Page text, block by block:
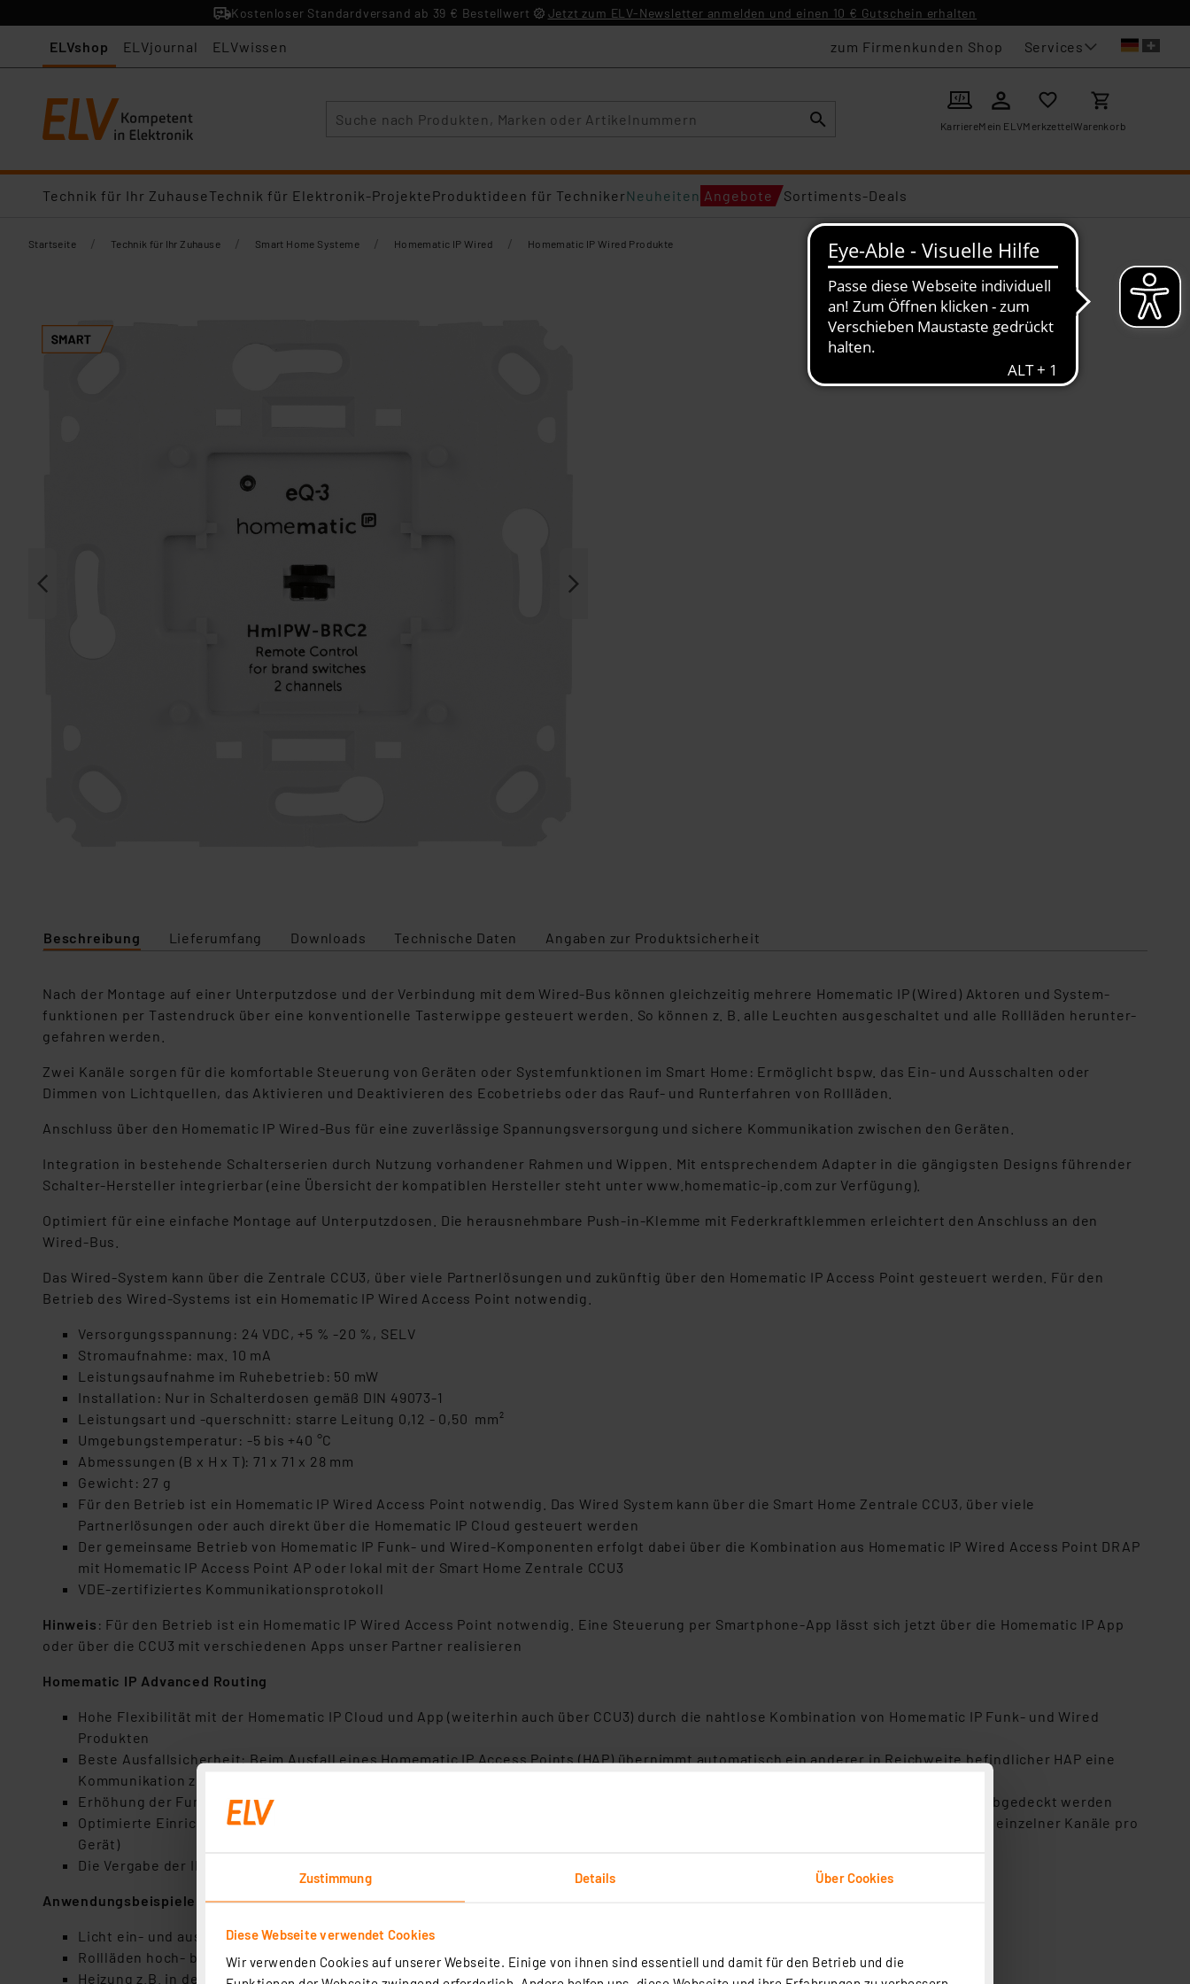
Zustimmung Details Über Cookies
Diese Webseite verwendet Cookies
Wir verwenden Cookies auf unserer Webseite. Einige von ihnen sind essentiell und damit für den Betrieb und die
Kostenloser Standardversand ab 39 € Bestellwert Jetzt zum ELV-Newsletter anmelden und einen 10 € Gutschein erhalten
ELVshop ELVjournal ELVwissen zum Firmenkunden Shop Services
KarriereMein ELVMerkzettelWarenkorb
Technik für Ihr ZuhauseTechnik für Elektronik-ProjekteProduktideen für TechnikerNeuheiten Angebote Sortiments-Deals
Startseite / Technik für Ihr Zuhause / Smart Home Systeme / Homematic IP Wired / Homematic IP Wired Produkte
Beschreibung Lieferumfang Downloads Technische Daten Angaben zur Produktsicherheit
Nach der Montage auf einer Unterputzdose und der Verbindung mit dem Wired-Bus können gleichzeitig mehrere Homematic IP (Wired) Aktoren und System­
funktionen per Tastendruck über eine konventionelle Tasterwippe gesteuert werden. So können z. B. alle Leuchten ausgeschaltet und alle Rollläden herunter­
gefahren werden.
Zwei Kanäle sorgen für die komfortable Steue­rung von Geräten oder Systemfunktionen im Smart Home: Ermöglicht bspw. das Ein- und Ausschalten oder
Dimmen von Lichtquellen, das Aktivieren und Deaktivieren des Ecobetriebs oder das Rauf- und Runterfahren von Rollläden.
Anschluss über den Homematic IP Wired-Bus für eine zuverlässige Spannungsversorgung und sichere Kommunikation zwischen den Geräten.
Integration in bestehende Schalterserien durch Nutzung vorhandener Rahmen und Wippen. Mit entsprechendem Adapter in die gängigsten De­signs führender
Schalter-Hersteller integrierbar (eine Übersicht der kompatiblen Hersteller steht unter www.homematic-ip.com zur Verfügung).
Optimiert für eine einfache Montage auf Unterputz­dosen. Die herausnehmbare Push-in-Klemme mit Federkraftklemmen erleichtert den Anschluss an den
Wired-Bus.
Das Wired-System kann über die Zentrale CCU3, über viele Partnerlösungen und zukünftig über den Homematic IP Access Point gesteuert werden. Für den
Betrieb des Wired-Systems ist ein Homematic IP Wired Access Point notwendig.
Versorgungsspannung: 24 VDC, +5 % -20 %, SELV
Stromaufnahme: max. 10 mA
Leistungsaufnahme im Ruhebetrieb: 50 mW
Installation: Nur in Schalterdosen gemäß DIN 49073-1
Leistungsart und -querschnitt: starre Leitung 0,12 - 0,50 mm²
Umgebungstemperatur: -5 bis +40 °C
Abmessungen (B x H x T): 71 x 71 x 28 mm
Gewicht: 27 g
Für den Betrieb ist ein Homematic IP Wired Access Point notwendig. Das Wired System kann über die Smart Home Zentrale CCU3, über viele
Partnerlösungen oder auch direkt über die Homematic IP Cloud gesteuert werden
Der gemeinsame Betrieb von Homematic IP Funk- und Wired-Komponenten erfolgt dabei über die Kombination aus Homematic IP Wired Access Point DRAP
mit Homematic IP Access Point AP oder lokal mit der Smart Home Zentrale CCU3
VDE-zertifiziertes Kommunikationsprotokoll
Hinweis : Für den Betrieb ist ein Homematic IP Wired Access Point notwendig. Eine Steuerung per Smartphone-App lässt sich jetzt über die Homematic IP App
oder über die CCU3 mit verschiedenen Apps unser Partner realisieren
Homematic IP Advanced Routing
Hohe Flexibilität mit der Homematic IP Cloud und App (weiterhin auch über CCU3) durch die nahtlose Kombination von Homematic IP Funk- und Wired
Produkten
Beste Ausfallsicherheit: Beim Ausfall eines Homematic IP Access Points (HAP) übernimmt automatisch ein anderer in Reichweite befindlicher HAP eine
Kommunikation zur Cloud auf
Erhöhung der Funk-Reichweite durch Einsatz mehrerer HAPs in einem Homematic IP Netz: So können quasi beliebig große Gebäude abgedeckt werden
Optimierte Einrichtung mehrkanaliger Homematic IP Wired Geräte in der Homematic IP App (z.B. Zuordnung unterschiedlicher Räume einzelner Kanäle pro
Gerät)
Die Vergabe der IP-Adressen für das Routing erfolgt jetzt automatisch ohne komplizierte manuelle Änderungen
Anwendungsbeispiele:
Licht ein- und ausschalten
Rollläden hoch- bzw. runterzufahren
Heizung z.B. in den Ecobetrieb zu versetzen